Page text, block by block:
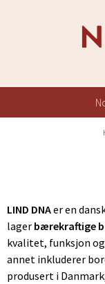
LIND DNAer en
lager bærekraftige
kvalitet, funksjon
annet inkluderer
produsert i